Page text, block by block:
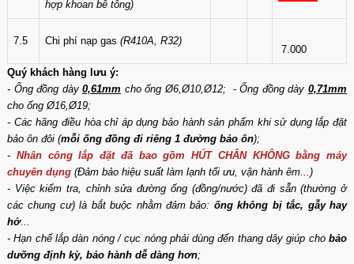
hợp khoan bê tông)
7.5 Chi phí nạp gas (R410A, R32)
7.000
Quý khách hàng lưu ý:
- Ống đồng dày0,61mm cho ống Ø6,Ø10,Ø12; - Ống đồng dày0,71mm
cho ống Ø16,Ø19;
- Các hãng điều hòa chỉ áp dụng bảo hành sản phẩm khi sử dụng lắp đặt
bảo ôn đôi (mỗi ống đồng đi riêng 1 đường bảo ôn);
- Nhân công lắp đặt đã bao gồm HÚT CHÂN KHÔNG bằng máy
chuyên dụng (Đảm bảo hiệu suất làm lạnh tối ưu, vận hành êm...)
- Việc kiểm tra, chỉnh sửa đường ống (đồng/nước) đã đi sẵn (thường ở
các chung cư) là bắt buộc nhằm đảm bảo: ống không bị tắc, gẫy hay
hở...
- Hạn chế lắp dàn nóng / cục nóng phải dùng đến thang dây giúp chobảo
dưỡng định kỳ, bảo hành dễ dàng hơn;